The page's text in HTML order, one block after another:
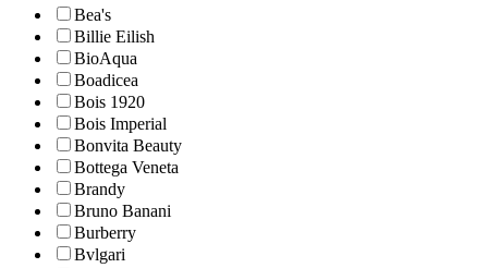
Bea's
Billie Eilish
BioAqua
Boadicea
Bois 1920
Bois Imperial
Bonvita Beauty
Bottega Veneta
Brandy
Bruno Banani
Burberry
Bvlgari